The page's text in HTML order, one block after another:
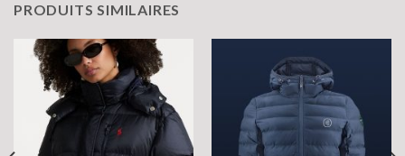
PRODUITS SIMILAIRES